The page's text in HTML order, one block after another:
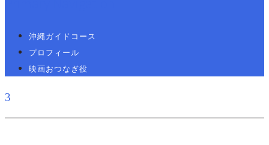
沖縄ガイドコース
プロフィール
映画おつなぎ役
3